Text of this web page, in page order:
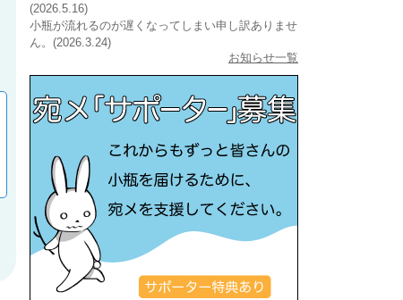
(2026.5.16)
小瓶が流れるのが遅くなってしまい申し訳ありませ
ん。(2026.3.24)
お知らせ一覧